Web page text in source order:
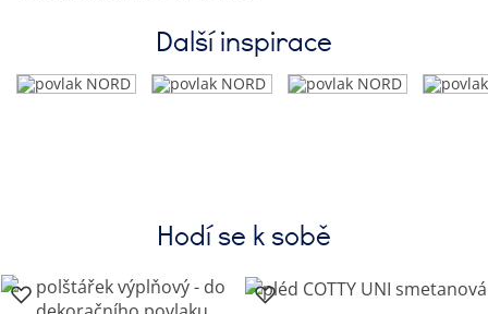
Další inspirace
Hodí se k sobě